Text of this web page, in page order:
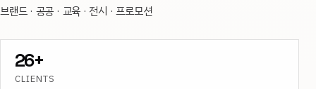
브랜드 · 공공 · 교육 · 전시 · 프로모션
26+
CLIENTS